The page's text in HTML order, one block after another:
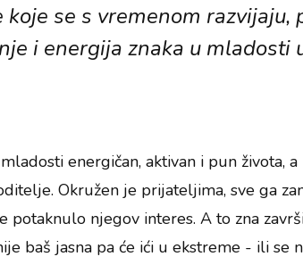
koje se s vremenom razvijaju,
i energija znaka u mladosti
energičan, aktivan i pun života,
Okružen je prijateljima, sve ga
potaknulo njegov interes. A to zna
baš jasna pa će ići u ekstreme - ili se